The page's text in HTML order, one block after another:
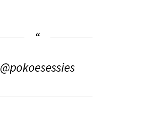
@pokoesessies